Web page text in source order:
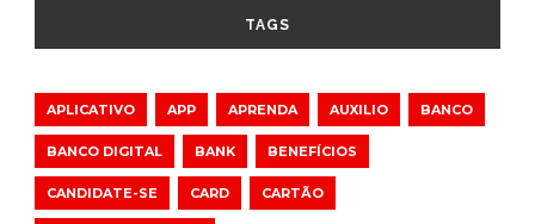
TAGS
APLICATIVO APP APRENDA AUXILIO BANCO
BANCO DIGITAL BANK BENEFÍCIOS
CANDIDATE-SE CARD CARTÃO